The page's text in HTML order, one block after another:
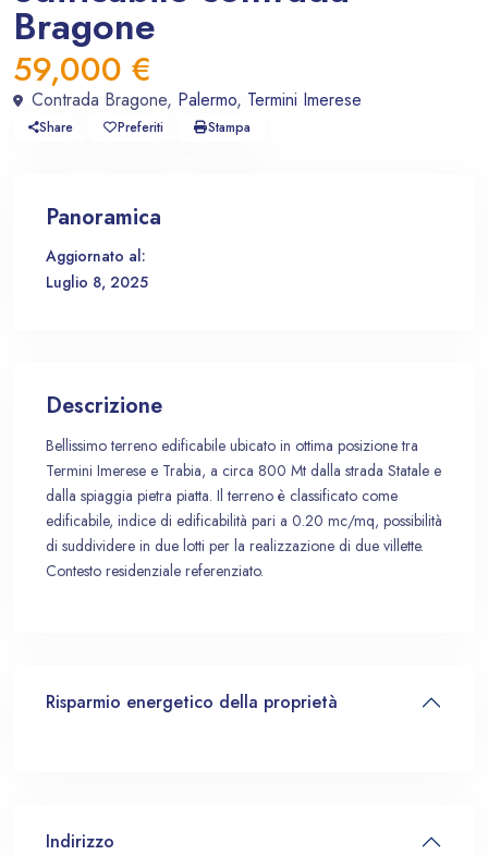
Bragone
59,000 €
Contrada Bragone, Palermo, Termini Imerese
Share Preferiti Stampa
Panoramica
Aggiornato al:
Luglio 8, 2025
Descrizione
Bellissimo terreno edificabile ubicato in ottima posizione tra
Termini Imerese e Trabia, a circa 800 Mt dalla strada Statale e
dalla spiaggia pietra piatta. Il terreno è classificato come
edificabile, indice di edificabilità pari a 0.20 mc/mq, possibilità
di suddividere in due lotti per la realizzazione di due villette.
Contesto residenziale referenziato.
Risparmio energetico della proprietà
Indirizzo